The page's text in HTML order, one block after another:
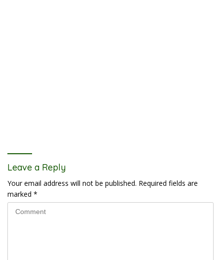
Leave a Reply
Your email address will not be published. Required fields are
marked *